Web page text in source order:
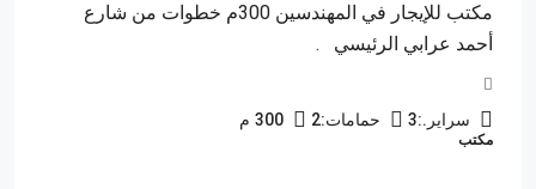
مكتب للإيجار في المهندسين 300م خطوات من شارع
أحمد عرابي الرئيسي .
سراير.:3 حمامات:2
300 م
مكتب